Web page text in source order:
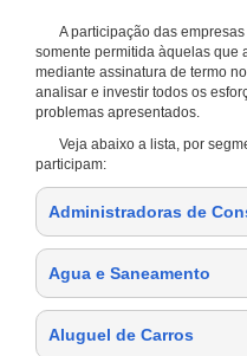
A participação das
somente permitida àquelas que
mediante assinatura de termo
analisar e investir todos os
problemas apresentados.
Veja abaixo a lista, por
participam:
Administradoras de
Agua e Saneamento
Aluguel de Carros